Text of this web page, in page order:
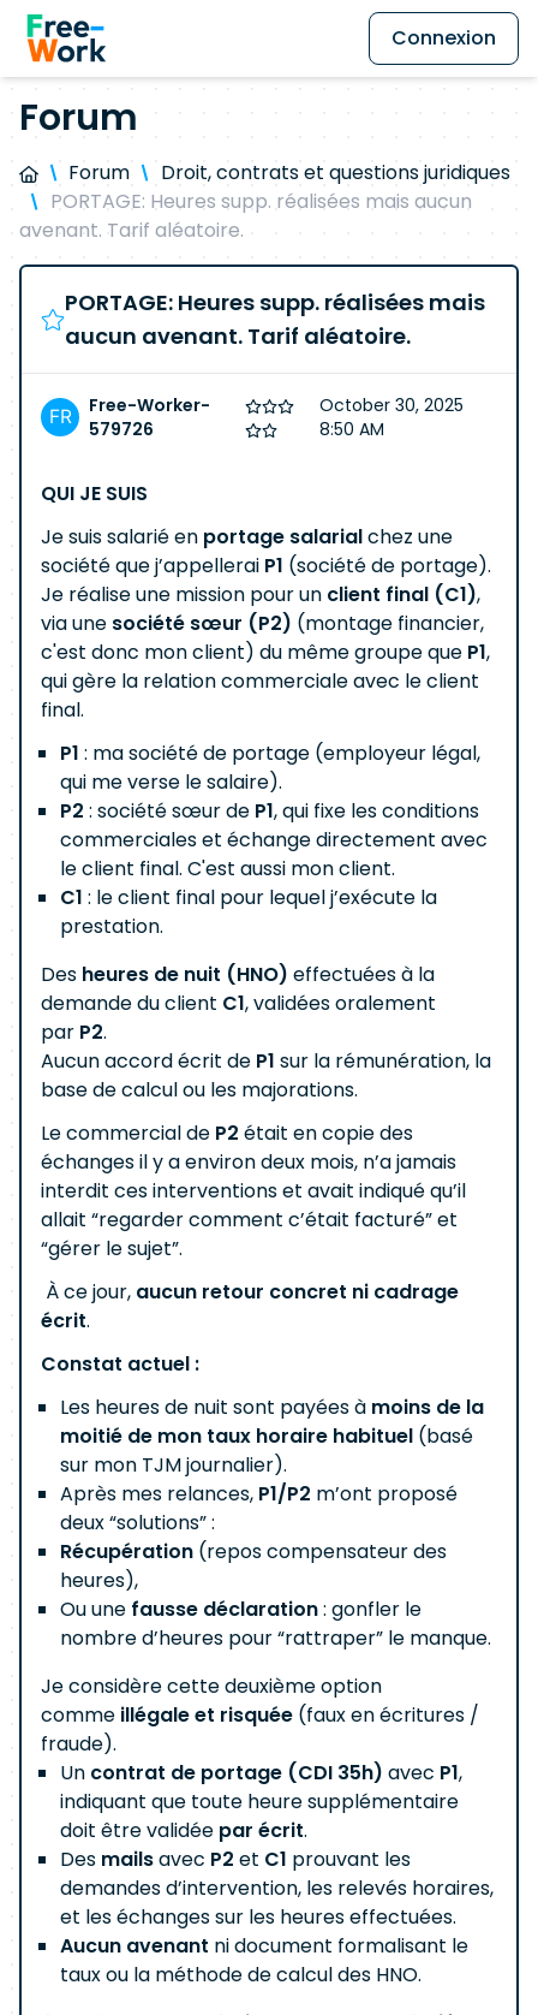
Connexion
Forum
Forum
Droit, contrats et questions juridiques
PORTAGE: Heures supp. réalisées mais aucun
avenant. Tarif aléatoire.
PORTAGE: Heures supp. réalisées mais
aucun avenant. Tarif aléatoire.
Free-Worker-
579726
October 30, 2025
8:50 AM
QUI JE SUIS
Je suis salarié en portage salarialchez une
société que j’appellerai P1 (société de portage).
Je réalise une mission pour un client final (C1),
via une société sœur (P2) (montage financier,
c'est donc mon client) du même groupe que P1,
qui gère la relation commerciale avec le client
final.
P1 : ma société de portage (employeur légal,
qui me verse le salaire).
P2 : société sœur de P1, qui fixe les conditions
commerciales et échange directement avec
le client final. C'est aussi mon client.
C1 : le client final pour lequel j’exécute la
prestation.
Des heures de nuit (HNO) effectuées à la
demande du client C1, validées oralement
par P2.
Aucun accord écrit de P1 sur la rémunération, la
base de calcul ou les majorations.
Le commercial de P2 était en copie des
échanges il y a environ deux mois, n’a jamais
interdit ces interventions et avait indiqué qu’il
allait “regarder comment c’était facturé” et
“gérer le sujet”.
À ce jour, aucun retour concret ni cadrage
écrit.
Constat actuel :
Les heures de nuit sont payées à moins de la
moitié de mon taux horaire habituel (basé
sur mon TJM journalier).
Après mes relances, P1/P2 m’ont proposé
deux “solutions” :
Récupération (repos compensateur des
heures),
Ou une fausse déclaration: gonfler le
nombre d’heures pour “rattraper” le manque.
Je considère cette deuxième option
comme illégale et risquée (faux en écritures /
fraude).
Un contrat de portage (CDI 35h) avec P1,
indiquant que toute heure supplémentaire
doit être validée par écrit.
Des mailsavec P2 et C1 prouvant les
demandes d’intervention, les relevés horaires,
et les échanges sur les heures effectuées.
Aucun avenant ni document formalisant le
taux ou la méthode de calcul des HNO.